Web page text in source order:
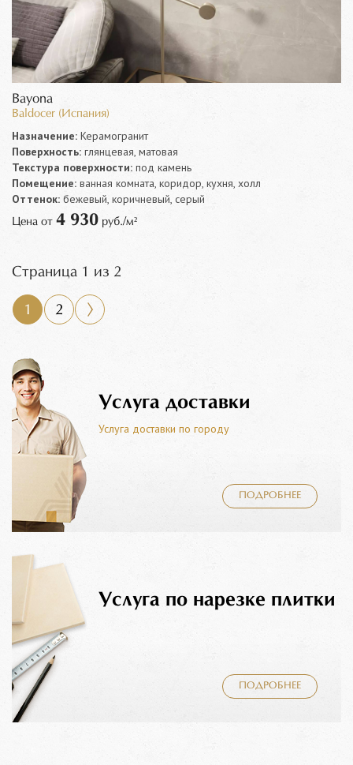
Bayona
Baldocer (Испания)
Назначение: Керамогранит
Поверхность: глянцевая, матовая
Текстура поверхности: под камень
Помещение: ванная комната, коридор, кухня, холл
Оттенок: бежевый, коричневый, серый
Цена от 4 930 руб./м²
Страница 1 из 2
1 2
Услуга доставки
Услуга доставки по городу
ПОДРОБНЕЕ
Услуга по нарезке плитки
ПОДРОБНЕЕ